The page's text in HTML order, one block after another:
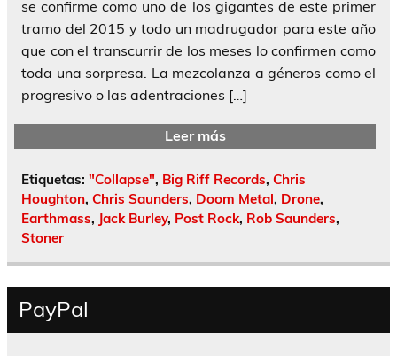
se confirme como uno de los gigantes de este primer
tramo del 2015 y todo un madrugador para este año
que con el transcurrir de los meses lo confirmen como
toda una sorpresa. La mezcolanza a géneros como el
progresivo o las adentraciones […]
Leer más
Etiquetas: "Collapse", Big Riff Records, Chris
Houghton, Chris Saunders, Doom Metal, Drone,
Earthmass, Jack Burley, Post Rock, Rob Saunders,
Stoner
PayPal